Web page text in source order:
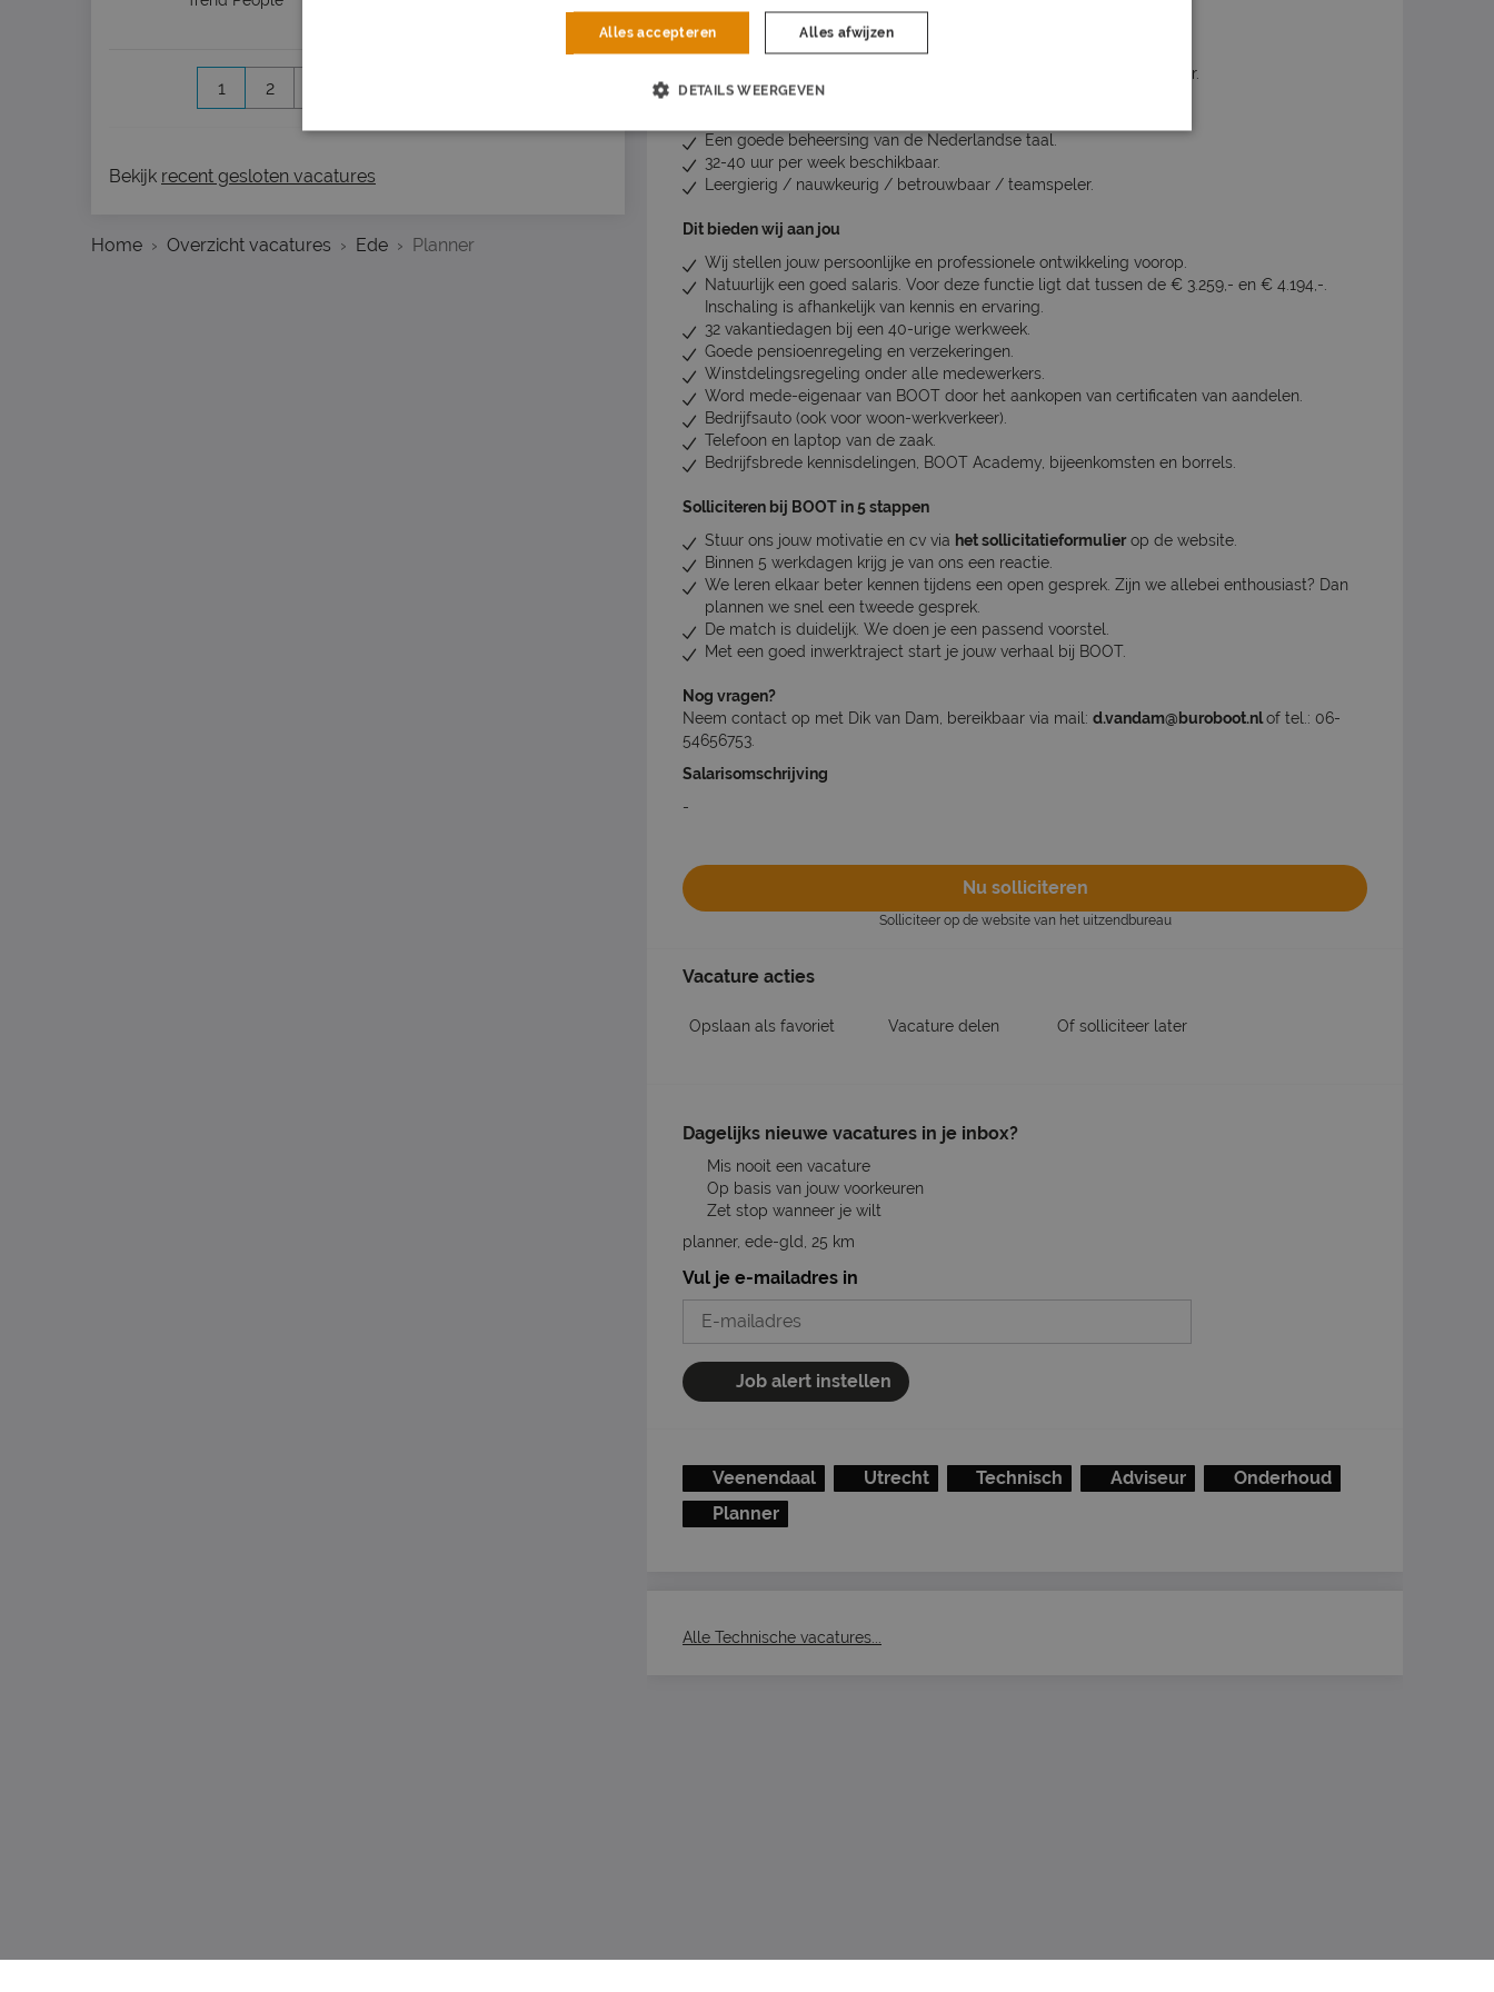
1 2
Bekijk recent gesloten vacatures
Home Overzicht vacatures Ede Planner
Dit bied jij aan ons
2 tot 5 jaar werkervaring als inspecteur of in de bouwkundige sector.
Minimaal mbo Bouwkunde (of vergelijkbaar).
Een goede beheersing van de Nederlandse taal.
32-40 uur per week beschikbaar.
Leergierig / nauwkeurig / betrouwbaar / teamspeler.
Dit bieden wij aan jou
Wij stellen jouw persoonlijke en professionele ontwikkeling voorop.
Natuurlijk een goed salaris. Voor deze functie ligt dat tussen de € 3.259,- en € 4.194,-.
Inschaling is afhankelijk van kennis en ervaring.
32 vakantiedagen bij een 40-urige werkweek.
Goede pensioenregeling en verzekeringen.
Winstdelingsregeling onder alle medewerkers.
Word mede-eigenaar van BOOT door het aankopen van certificaten van aandelen.
Bedrijfsauto (ook voor woon-werkverkeer).
Telefoon en laptop van de zaak.
Bedrijfsbrede kennisdelingen, BOOT Academy, bijeenkomsten en borrels.
Solliciteren bij BOOT in 5 stappen
Stuur ons jouw motivatie en cv via het sollicitatieformulierop de website.
Binnen 5 werkdagen krijg je van ons een reactie.
We leren elkaar beter kennen tijdens een open gesprek. Zijn we allebei enthousiast? Dan
plannen we snel een tweede gesprek.
De match is duidelijk. We doen je een passend voorstel.
Met een goed inwerktraject start je jouw verhaal bij BOOT.
Nog vragen?
Neem contact op met Dik van Dam, bereikbaar via mail: d.vandam@buroboot.nlof tel.: 06-
54656753.
Salarisomschrijving
-
Nu solliciteren
Solliciteer op de website van het uitzendbureau
Vacature acties
Opslaan als favoriet Vacature delen Of solliciteer later
Dagelijks nieuwe vacatures in je inbox?
Mis nooit een vacature
Op basis van jouw voorkeuren
Zet stop wanneer je wilt
planner, ede-gld, 25 km
Vul je e-mailadres in
Job alert instellen
Veenendaal Utrecht Technisch Adviseur
Onderhoud
Planner
Alle Technische vacatures...
Alles accepteren Alles afwijzen
DETAILS WEERGEVEN